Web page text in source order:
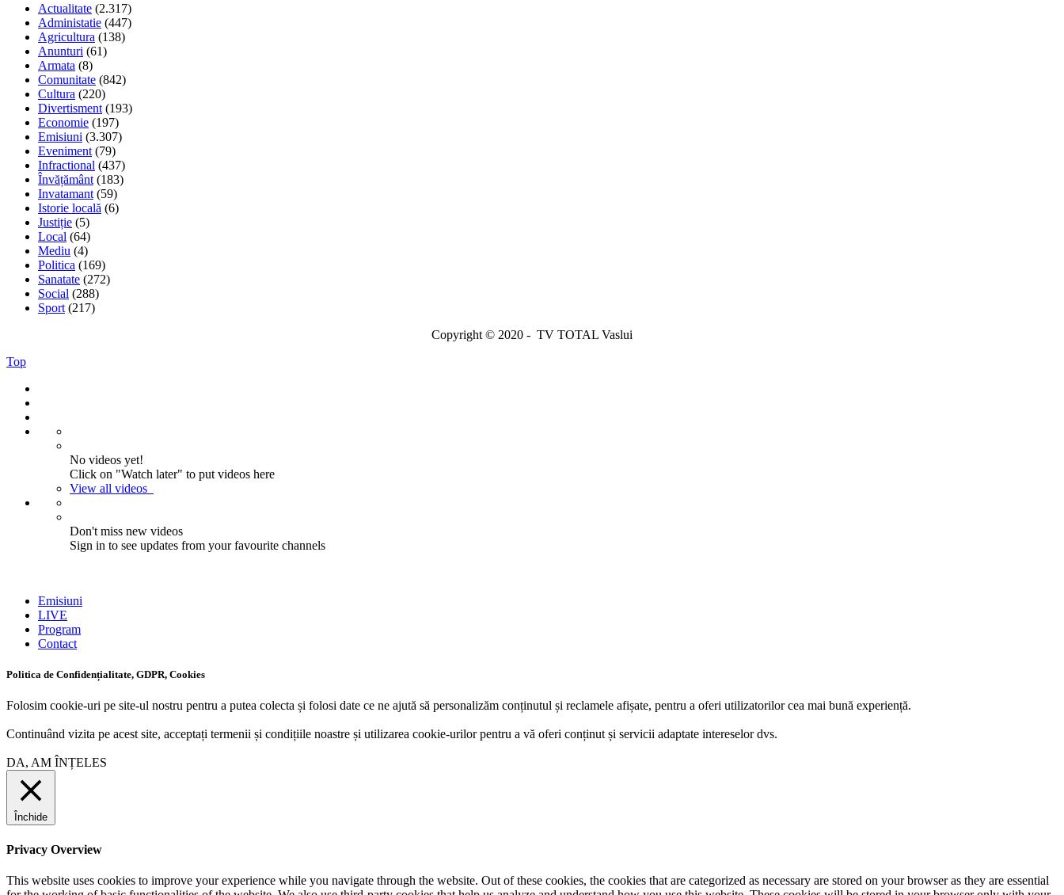
Actualitate (2.317)
Administatie (447)
Agricultura (138)
Anunturi (61)
Armata (8)
Comunitate (842)
Cultura (220)
Divertisment (193)
Economie (197)
Emisiuni (3.307)
Eveniment (79)
Infractional (437)
Învățământ (183)
Invatamant (59)
Istorie locală (6)
Justiție (5)
Local (64)
Mediu (4)
Politica (169)
Sanatate (272)
Social (288)
Sport (217)
Copyright © 2020 - TV TOTAL Vaslui
Top
No videos yet!
Click on "Watch later" to put videos here
View all videos
Don't miss new videos
Sign in to see updates from your favourite channels
Emisiuni
LIVE
Program
Contact
Politica de Confidențialitate, GDPR, Cookies
Folosim cookie-uri pe site-ul nostru pentru a putea colecta și folosi date ce ne ajută să personalizăm conținutul și reclamele afișate, pentru a oferi utilizatorilor cea mai bună experiență.
Continuând vizita pe acest site, acceptați termenii și condițiile noastre și utilizarea cookie-urilor pentru a vă oferi conținut și servicii adaptate intereselor dvs.
DA, AM ÎNȚELES
Închide
Privacy Overview
This website uses cookies to improve your experience while you navigate through the website. Out of these cookies, the cookies that are categorized as necessary are stored on your browser as they are essential